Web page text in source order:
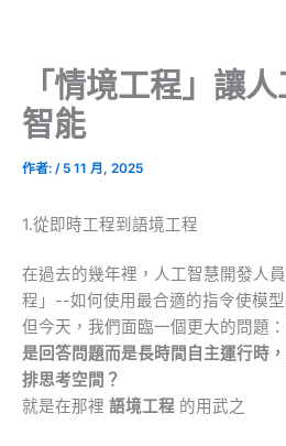
「情境工程」讓
智能
作者: / 5 11 月, 2025
1.從即時工程到語境工程
在過去的幾年裡，人工智慧開發人
程」--如何使用最合適的指令使模
但今天，我們面臨一個更大的問題
是回答問題而是長時間自主運行時
排思考空間？
就是在那裡 語境工程 的用武之